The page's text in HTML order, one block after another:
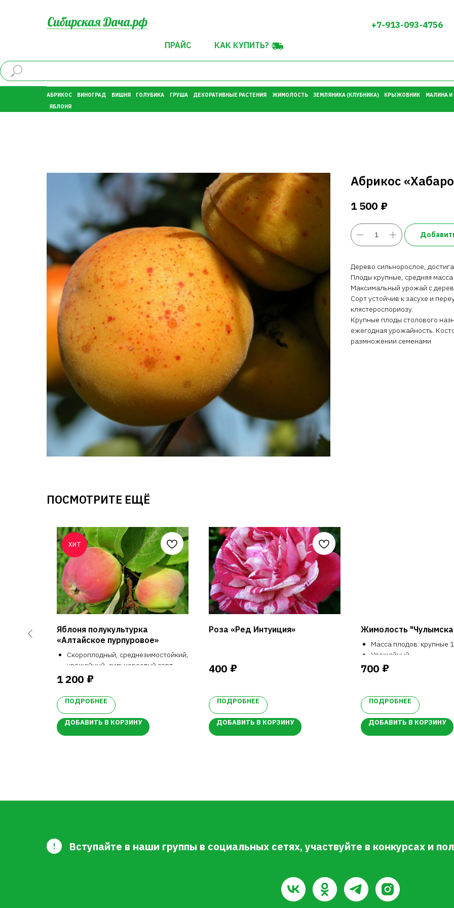
+7-913-093-4756
ПРАЙС КАК КУПИТЬ?
АБРИКОС ВИНОГРАД ВИШНЯ ГОЛУБИКА ГРУША ДЕКОРАТИВНЫЕ РАСТЕНИЯ ЖИМОЛОСТЬ ЗЕМЛЯНИКА (КЛУБНИКА) КРЫЖОВНИК МАЛИНА
ЯБЛОНЯ
Абрикос
1 500 ₽
Дерево сильнорослое,
Плоды крупные, средняя
Максимальный урожай с
Сорт устойчив к засухе и
клястероспориозу.
Крупные плоды столового
ежегодная урожайность.
размножении семенами
ПОСМОТРИТЕ ЕЩЁ
ХИТ
Яблоня полукультурка
«Алтайское пурпуровое»
Скороплодный, среднезимостойкий,
урожайный, сильнорослый сорт,
устойчивый к парше.
сентября, хранятся до 5,5 месяцев.
Плоды массой 45-65 г.
1 200 ₽
ПОДРОБНЕЕ
ДОБАВИТЬ В КОРЗИНУ
Роза «Ред Интуиция»
400 ₽
ПОДРОБНЕЕ
ДОБАВИТЬ В КОРЗИНУ
Жимолость
Масса плодов: крупные
Урожайный
Морозоустойчивость:
700 ₽
ПОДРОБНЕЕ
ДОБАВИТЬ В КОРЗИНУ
! Вступайте в наши группы в социальных сетях, участвуйте в конкурсах и